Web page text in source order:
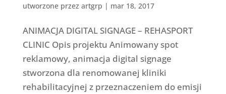
utworzone przez artgrp | mar 18, 2017
ANIMACJA DIGITAL SIGNAGE – REHASPORT
CLINIC Opis projektu Animowany spot
reklamowy, animacja digital signage
stworzona dla renomowanej kliniki
rehabilitacyjnej z przeznaczeniem do emisji